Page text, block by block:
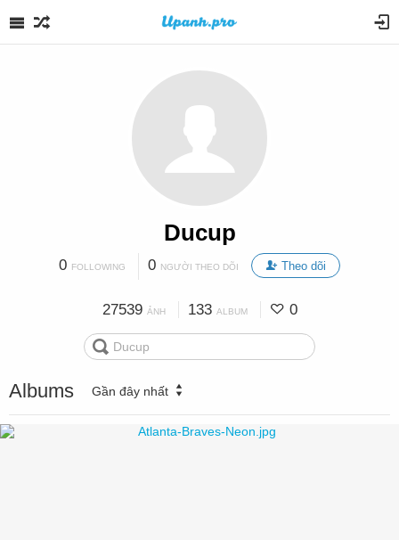
Ducup
0 FOLLOWING 0 NGƯỜI THEO DÕI Theo dõi
27539 ẢNH 133 ALBUM 0
Albums Gần đây nhất